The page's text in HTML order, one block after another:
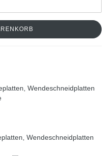
Wendeschneidplatten